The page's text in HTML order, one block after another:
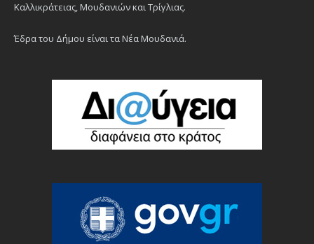
Καλλικράτειας, Μουδανιών και Τρίγλιας.
Έδρα του Δήμου είναι τα Νέα Μουδανιά.